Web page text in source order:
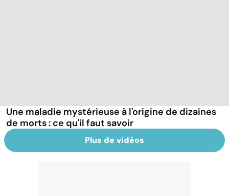
Une maladie mystérieuse à l'origine de dizaines
de morts : ce qu'il faut savoir
Plus de vidéos